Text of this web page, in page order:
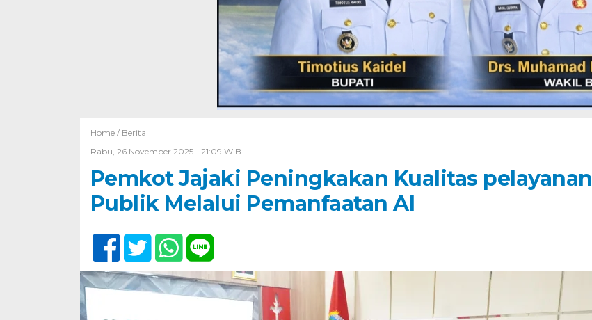
Home / Berita
Rabu, 26 November 2025 - 21:09 WIB
Pemkot Jajaki Peningkakan Kualitas pelayanan
Publik Melalui Pemanfaatan AI